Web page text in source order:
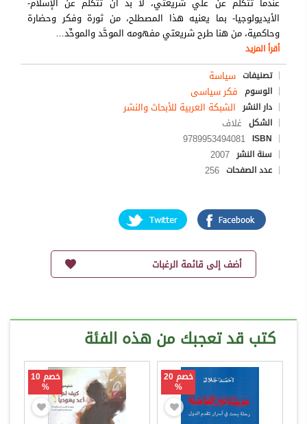
الأيديولوجيا- بما يعنيه هذا المصطلح، من ثورة وفكر وحضارة
وحاكمية، من هنا طرح شريعتي مفهومه الموحَّد والموحِّد…
أقرأ المزيد
تصنيفات سياسة
الوسوم فكر سياسى
دار النشر الشبكة العربية للأبحاث والنشر
الشكل غلاف
ISBN
9789953494081
سنة النشر 2007
عدد الصفحات 256
أضف إلى قائمة الرغبات
كتب قد تعجبك من هذه الفئة
خصم 20
%
خصم 10
%